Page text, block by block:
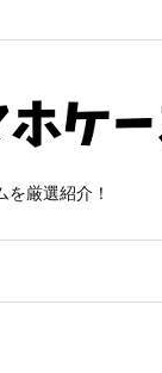
厳選紹介！